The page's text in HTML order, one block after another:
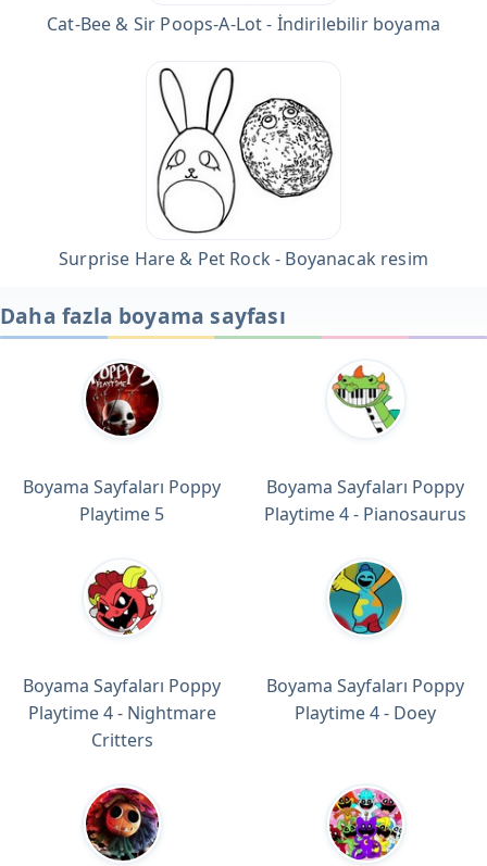
Cat-Bee & Sir Poops-A-Lot - İndirilebilir boyama
Surprise Hare & Pet Rock - Boyanacak resim
Daha fazla boyama sayfası
Boyama Sayfaları Poppy
Playtime 5
Boyama Sayfaları Poppy
Playtime 4 - Pianosaurus
Boyama Sayfaları Poppy
Playtime 4 - Nightmare
Critters
Boyama Sayfaları Poppy
Playtime 4 - Doey